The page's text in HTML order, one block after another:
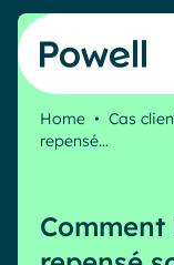
Skip to content
Secteurs &
Produits
Powell
Ce que
Notre
Nos
Évaluer
Blog
Home • Cas
repensé…
Comment